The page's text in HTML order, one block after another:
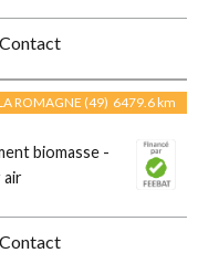
Contact
ROMAGNE (49) 6479.6 km
biomasse -
air
Contact